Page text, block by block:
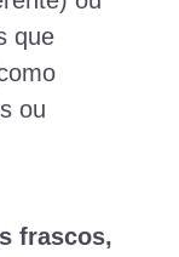
que
ou
frascos,